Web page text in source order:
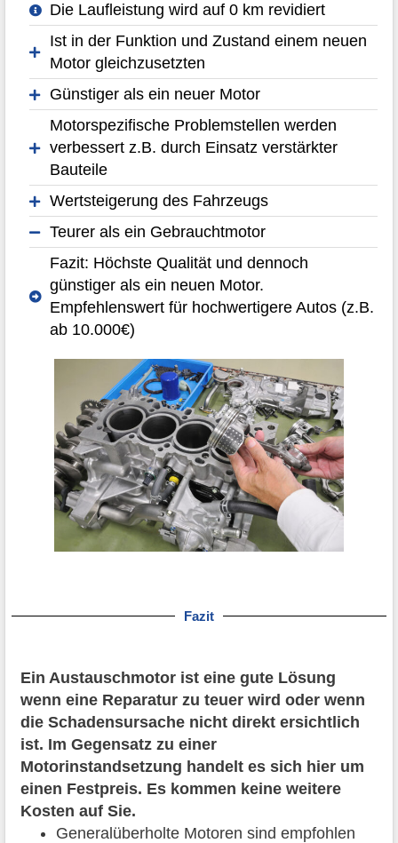
Die Laufleistung wird auf 0 km revidiert
Ist in der Funktion und Zustand einem neuen
Motor gleichzusetzten
Günstiger als ein neuer Motor
Motorspezifische Problemstellen werden
verbessert z.B. durch Einsatz verstärkter
Bauteile
Wertsteigerung des Fahrzeugs
Teurer als ein Gebrauchtmotor
Fazit: Höchste Qualität und dennoch
günstiger als ein neuen Motor.
Empfehlenswert für hochwertigere Autos (z.B.
ab 10.000€)
Fazit
Ein Austauschmotor ist eine gute Lösung
wenn eine Reparatur zu teuer wird oder wenn
die Schadensursache nicht direkt ersichtlich
ist. Im Gegensatz zu einer
Motorinstandsetzung handelt es sich hier um
einen Festpreis. Es kommen keine weitere
Kosten auf Sie.
Generalüberholte Motoren sind empfohlen